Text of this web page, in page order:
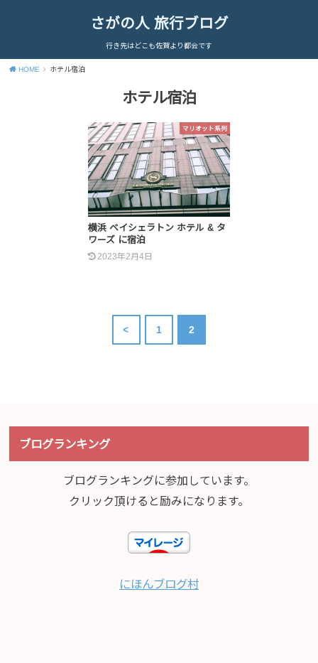
さがの人 旅行ブログ
行き先はどこも佐賀より都会です
HOME ホテル宿泊
ホテル宿泊
マリオット系列
横浜 ベイシェラトン ホテル & タ
ワーズ に宿泊
2023年2月4日
< 1 2
ブログランキング
ブログランキングに参加しています。
クリック頂けると励みになります。
にほんブログ村